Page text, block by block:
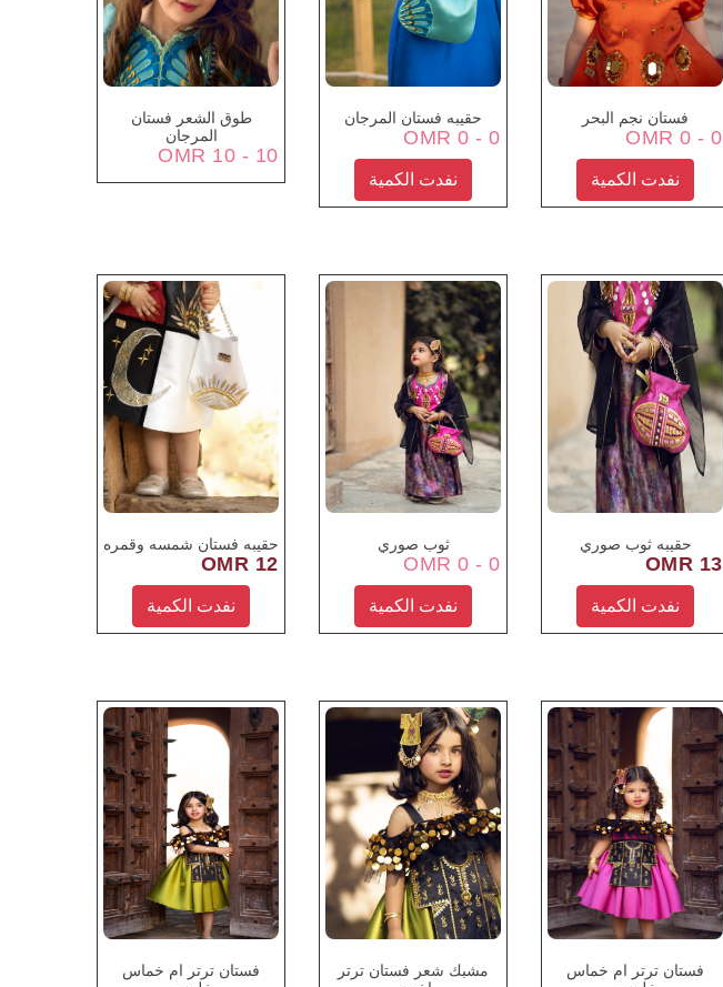
فستان نجم البحر
0 - 0 OMR
نفدت الكمية
حقيبه فستان المرجان
0 - 0 OMR
نفدت الكمية
طوق الشعر فستان
المرجان
10 - 10 OMR
حقيبه ثوب صوري
13 OMR
نفدت الكمية
ثوب صوري
0 - 0 OMR
نفدت الكمية
حقيبه فستان شمسه وقمره
12 OMR
نفدت الكمية
فستان ترتر ام خماس
مشبك شعر فستان ترتر
فستان ترتر ام خماس